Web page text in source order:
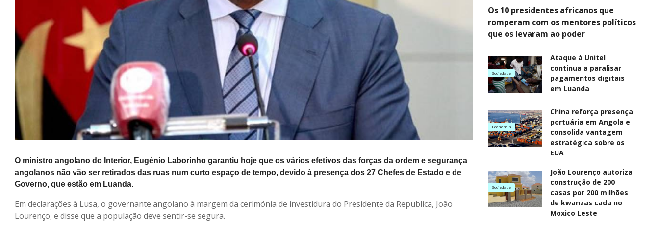
O ministro angolano do Interior, Eugénio Laborinho garantiu hoje que os vários efetivos das forças da ordem e segurança
angolanos não vão ser retirados das ruas num curto espaço de tempo, devido à presença dos 27 Chefes de Estado e de
Governo, que estão em Luanda.
Em declarações à Lusa, o governante angolano à margem da cerimónia de investidura do Presidente da Republica, João
Lourenço, e disse que a população deve sentir-se segura.
Os 10 presidentes africanos que
romperam com os mentores políticos
que os levaram ao poder
Sociedade
Ataque à Unitel
continua a paralisar
pagamentos digitais
em Luanda
Economia
China reforça presença
portuária em Angola e
consolida vantagem
estratégica sobre os
EUA
Sociedade
João Lourenço autoriza
construção de 200
casas por 200 milhões
de kwanzas cada no
Moxico Leste